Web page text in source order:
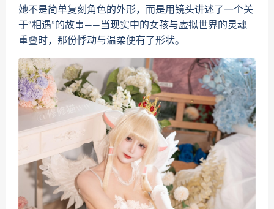
她不是简单复刻角色的外形，而是用镜头讲述了一个关
于“相遇”的故事——当现实中的女孩与虚拟世界的灵魂
重叠时，那份悸动与温柔便有了形状。